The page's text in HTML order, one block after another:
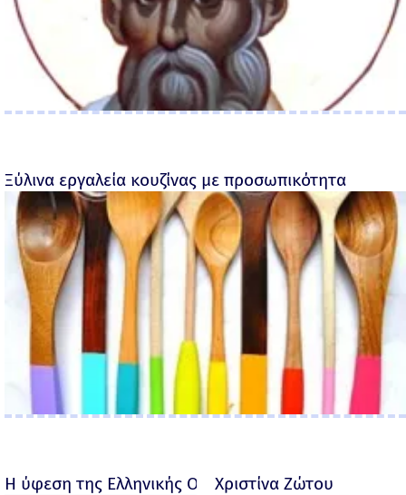
Ξύλινα εργαλεία κουζίνας με προσωπικότητα
Η ύφεση της Ελληνικής Οικονομίας - Ροσέτος
Χριστίνα Ζώτου